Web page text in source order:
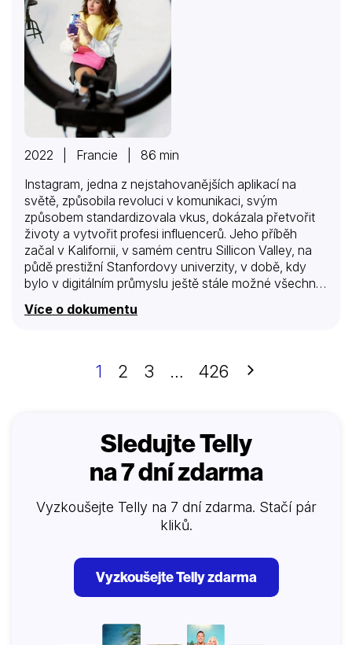
2022 | Francie | 86 min
Instagram, jedna z nejstahovanějších aplikací na
světě, způsobila revoluci v komunikaci, svým
způsobem standardizovala vkus, dokázala přetvořit
životy a vytvořit profesi influencerů. Jeho příběh
začal v Kalifornii, v samém centru Sillicon Valley, na
půdě prestižní Stanfordovy univerzity, v době, kdy
bylo v digitálním průmyslu ještě stále možné všechno.
tvůrců, Kevina Systroma a Mikea Kriegera. Dnes tato
kritiků, být skutečně toxická.
Více o dokumentu
1 2 3 … 426 Další
Sledujte Telly
na 7 dní zdarma
Vyzkoušejte Telly na 7 dní zdarma. Stačí pár
kliků.
Vyzkoušejte Telly zdarma